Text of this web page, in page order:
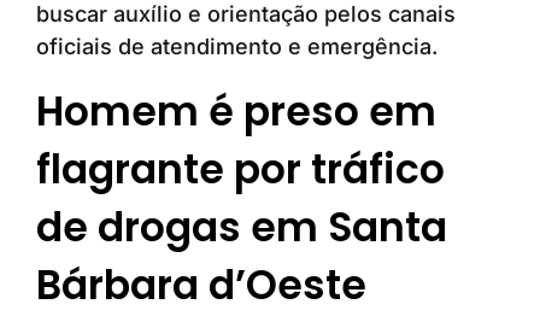
buscar auxílio e orientação pelos canais
oficiais de atendimento e emergência.
Homem é preso em
flagrante por tráfico
de drogas em Santa
Bárbara d’Oeste